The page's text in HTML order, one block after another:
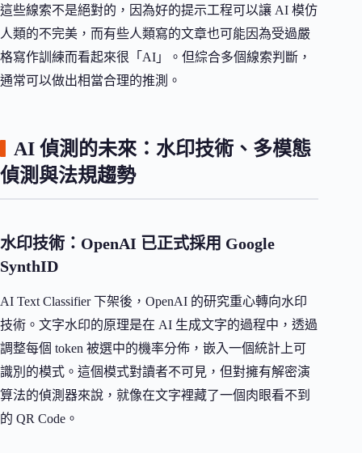
這些線索不是絕對的，因為好的提示工程可以讓 AI 模仿
人類的不完美，而有些人類寫的文章也可能因為受過嚴
格寫作訓練而看起來很「AI」。但綜合多個線索判斷，
通常可以做出相當合理的推測。
AI 偵測的未來：水印技術、多模態
偵測與法規趨勢
水印技術：OpenAI 已正式採用 Google
SynthID
AI Text Classifier 下架後，OpenAI 的研究重心轉向水印
技術。文字水印的原理是在 AI 生成文字的過程中，透過
調整每個 token 被選中的機率分佈，嵌入一個統計上可
識別的模式。這個模式對讀者不可見，但對擁有解密演
算法的偵測器來說，就像在文字裡藏了一個肉眼看不到
的 QR Code。